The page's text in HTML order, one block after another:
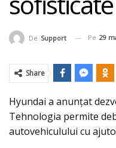
De Support Pe 29
Share
Hyundai a anunțat
Tehnologia permite
autovehiculului cu